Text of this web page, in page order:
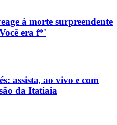
à morte surpreendente
era f*'
assista, ao vivo e com
da Itatiaia